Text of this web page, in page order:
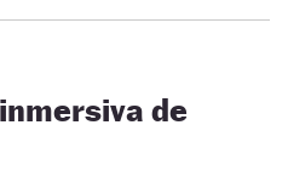
de